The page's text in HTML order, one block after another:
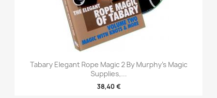
Tabary Elegant Rope Magic 2 By Murphy's Magic
Supplies,...
38,40 €